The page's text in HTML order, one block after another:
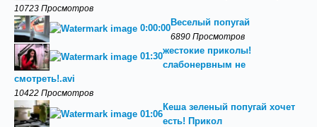
10723 Просмотров
0:00:00
Веселый попугай
6890 Просмотров
01:30
жестокие приколы!
слабонервным не
смотреть!.avi
10422 Просмотров
01:06
Кеша зеленый попугай хочет
есть! Прикол